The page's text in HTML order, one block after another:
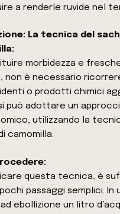
a renderle ruvide nel
La tecnica del
morbidezza e
non è necessario
o prodotti chimici
può adottare un
utilizzando la
camomilla.
questa tecnica, è
passaggi semplici. In
ebollizione un litro